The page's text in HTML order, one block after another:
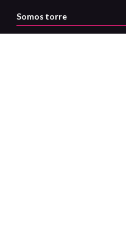
Somos torre